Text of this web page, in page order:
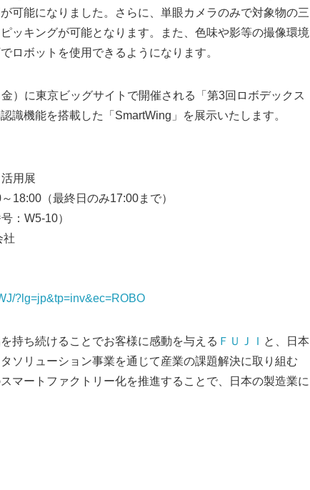
可能になりました。さらに、単眼カメラのみで対象物の三
ッキングが可能となります。また、色味や影等の撮像環境
ロボットを使用できるようになります。
）に東京ビッグサイトで開催される「第3回ロボデックス
識機能を搭載した「SmartWing」を展示いたします。
用展
（最終日のみ17:00まで）
：W5-10）
社
?lg=jp&tp=inv&ec=ROBO
持ち続けることでお客様に感動を与える ＦＵＪＩ と、日本
ソリューション事業を通じて産業の課題解決に取り組む
マートファクトリー化を推進することで、日本の製造業に